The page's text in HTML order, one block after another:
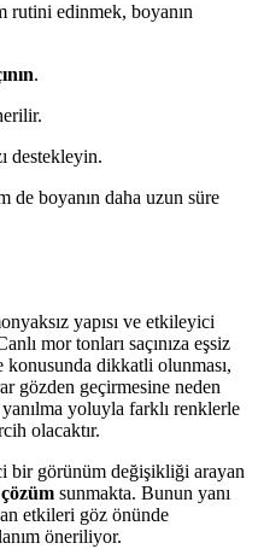
rutini edinmek, boyanın
.
destekleyin.
de boyanın daha uzun süre
yapısı ve etkileyici
mor tonları saçınıza eşsiz
dikkatli olunması,
gözden geçirmesine neden
yoluyla farklı renklerle
olacaktır.
bir görünüm değişikliği arayan
sunmakta. Bunun yanı
etkileri göz önünde
öneriliyor.